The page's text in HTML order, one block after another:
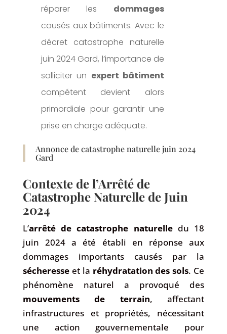
réparer les dommages
causés aux bâtiments. Avec le
décret catastrophe naturelle
juin 2024 Gard, l’importance de
solliciter un expert bâtiment
compétent devient alors
primordiale pour garantir une
prise en charge adéquate.
Annonce de catastrophe naturelle juin 2024
Gard
Contexte de l’Arrêté de
Catastrophe Naturelle de Juin
2024
L’arrêté de catastrophe naturelledu 18
juin 2024 a été établi en réponse aux
dommages importants causés par la
sécheresseet la réhydratation des sols. Ce
phénomène naturel a provoqué des
mouvements de terrain, affectant
infrastructures et propriétés, nécessitant
une action gouvernementale pour